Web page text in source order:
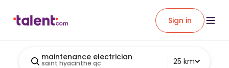
Sign in
maintenance electrician
saint hyacinthe qc 25 km